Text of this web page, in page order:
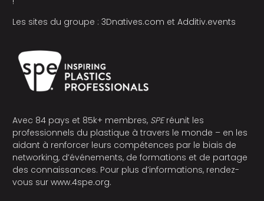
Les sites du groupe : 3Dnatives.com et Additiv.events
Avec 84 pays et 85k+ membres, SPEréunit les
professionnels du plastique à travers le monde – en les
aidant à renforcer leurs compétences par le biais de
networking, d’événements, de formations et de partage
des connaissances. Pour plus d’informations, rendez-
vous sur www.4spe.org.